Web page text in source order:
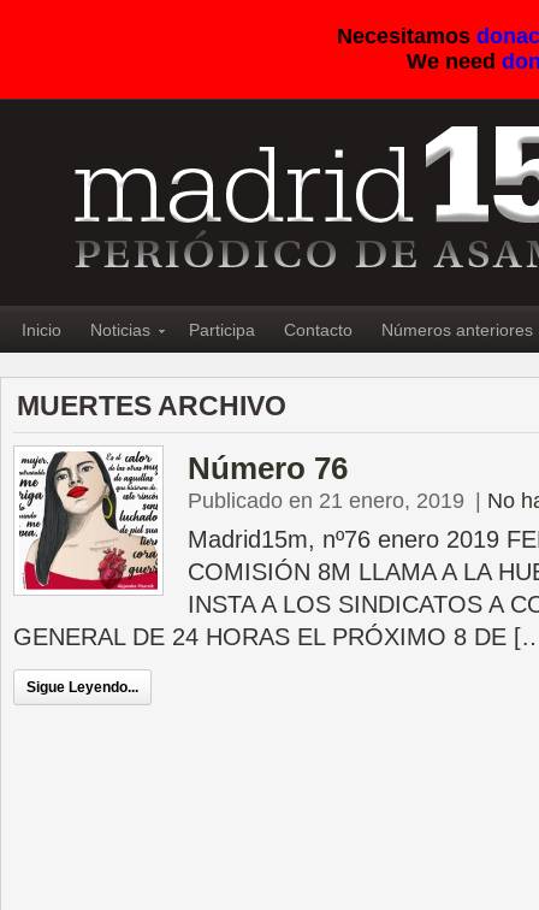
Necesitamos
We need
Inicio Noticias Participa Contacto Números anteriores
MUERTES ARCHIVO
Número 76
Publicado en 21 enero, 2019 No
Madrid15m, nº76 enero 2019
COMISIÓN 8M LLAMA A LA
INSTA A LOS SINDICATOS A
GENERAL DE 24 HORAS EL PRÓXIMO 8 DE
Sigue Leyendo...